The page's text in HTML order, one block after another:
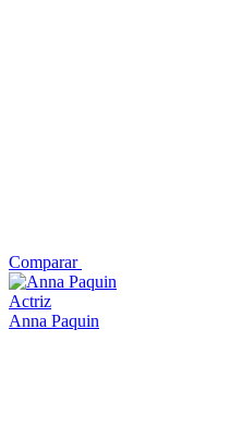
Comparar
Actriz
Anna Paquin